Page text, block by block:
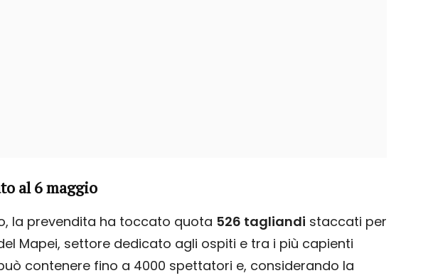
al 6 maggio
la prevendita ha toccato quota 526 tagliandi staccati per
Mapei, settore dedicato agli ospiti e tra i più capienti
contenere fino a 4000 spettatori e, considerando la